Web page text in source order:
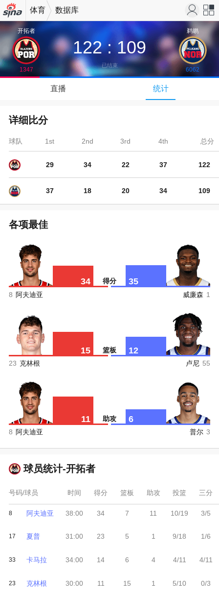
机新浪 站导
航
体育 数据库
开拓者
1347
鹈鹕
6062
122 : 109
已结束
直播 统计
详细比分
球队 1st
29
37
2nd
34
18
3rd
22
20
4th
37
34
总分
122
109
各项最佳
34
8 阿夫迪亚
得分 35
威廉森 1
15
23 克林根
篮板 12
卢尼 55
11
8 阿夫迪亚
助攻 6
普尔 3
球员统计-开拓者
号码/球员
8 阿夫迪亚
17 夏普
33 卡马拉
23 克林根
时间
38:00
31:00
34:00
30:00
得分
34
23
14
11
篮板
7
5
6
15
助攻
11
1
4
1
投篮
10/19
9/18
4/11
5/10
三分
3/5
1/6
4/11
0/3